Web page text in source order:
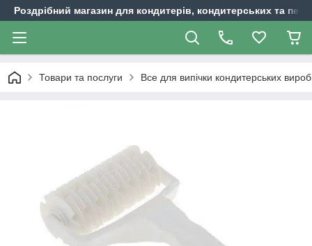
Роздрібний магазин для кондитерів, кондитерських та
Товари та послуги Все для випічки кондитерських